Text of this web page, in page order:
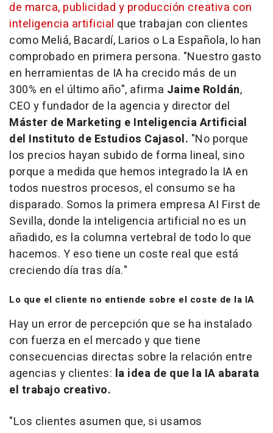
de marca, publicidad y producción creativa con
inteligencia artificial que trabajan con clientes
como Meliá, Bacardí, Larios o La Española, lo han
comprobado en primera persona. "Nuestro gasto
en herramientas de IA ha crecido más de un
300% en el último año", afirma Jaime Roldán,
CEO y fundador de la agencia y director del
Máster de Marketing e Inteligencia Artificial
del Instituto de Estudios Cajasol. "No porque
los precios hayan subido de forma lineal, sino
porque a medida que hemos integrado la IA en
todos nuestros procesos, el consumo se ha
disparado. Somos la primera empresa AI First de
Sevilla, donde la inteligencia artificial no es un
añadido, es la columna vertebral de todo lo que
hacemos. Y eso tiene un coste real que está
creciendo día tras día."
Lo que el cliente no entiende sobre el coste de la IA
Hay un error de percepción que se ha instalado
con fuerza en el mercado y que tiene
consecuencias directas sobre la relación entre
agencias y clientes: la idea de que la IA abarata
el trabajo creativo.
"Los clientes asumen que, si usamos